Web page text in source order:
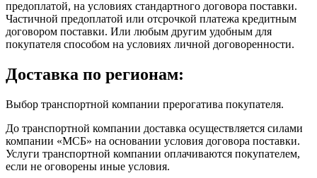
предоплатой, на условиях стандартного договора поставки.
Частичной предоплатой или отсрочкой платежа кредитным
договором поставки. Или любым другим удобным для
покупателя способом на условиях личной договоренности.
Доставка по регионам:
Выбор транспортной компании прерогатива покупателя.
До транспортной компании доставка осуществляется силами
компании «МСБ» на основании условия договора поставки.
Услуги транспортной компании оплачиваются покупателем,
если не оговорены иные условия.